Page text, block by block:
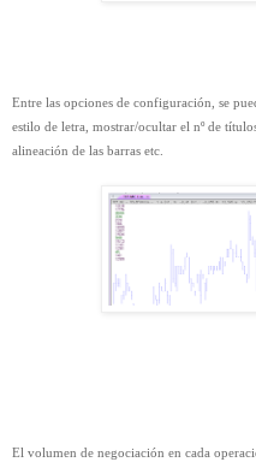
Entre las opciones de configuración, se
estilo de letra, mostrar/ocultar el nº de
alineación de las barras etc.
El volumen de negociación en cada